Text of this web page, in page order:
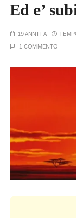
Ed e’
19 ANNI FA
1 COMMENTO